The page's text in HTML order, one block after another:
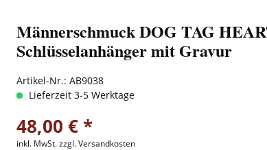
Männerschmuck DOG TAG
Schlüsselanhänger mit Gravur
Artikel-Nr.: AB9038
Lieferzeit 3-5 Werktage
48,00 € *
inkl. MwSt.zzgl. Versandkosten